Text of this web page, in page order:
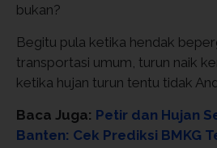
bukan?
Begitu pula ketika hendak
transportasi umum, turun naik
ketika hujan turun tentu tidak
Baca Juga: Petir dan Hujan
Banten: Cek Prediksi BMKG